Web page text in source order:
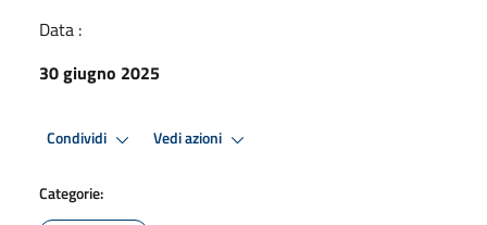
Data :
30 giugno 2025
Condividi Vedi azioni
Categorie: